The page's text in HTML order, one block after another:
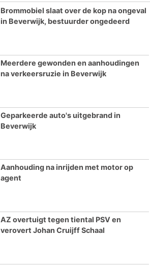
Brommobiel slaat over de kop na ongeval
in Beverwijk, bestuurder ongedeerd
Meerdere gewonden en aanhoudingen
na verkeersruzie in Beverwijk
Geparkeerde auto's uitgebrand in
Beverwijk
Aanhouding na inrijden met motor op
agent
AZ overtuigt tegen tiental PSV en
verovert Johan Cruijff Schaal